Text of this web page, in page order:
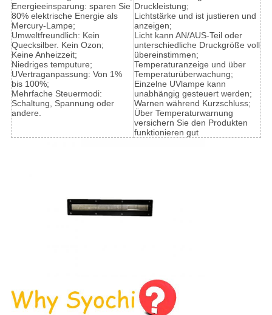
Energieeinsparung: sparen Sie
80% elektrische Energie als
Mercury-Lampe;
Umweltfreundlich: Kein
Quecksilber. Kein Ozon;
Keine Anheizzeit;
Niedriges temputure;
UVertraganpassung: Von 1%
bis 100%;
Mehrfache Steuermodi:
Schaltung, Spannung oder
andere.
Druckleistung;
Lichtstärke und ist justieren und
anzeigen;
Licht kann AN/AUS-Teil oder
unterschiedliche Druckgröße voll
übereinstimmen;
Temperaturanzeige und über
Temperaturüberwachung;
Einzelne UVlampe kann
unabhängig gesteuert werden;
Warnen während Kurzschluss;
Über Temperaturwarnung
versichern Sie den Produkten
funktionieren gut